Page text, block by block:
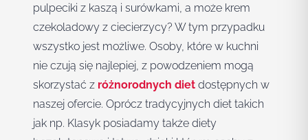
pulpeciki z kaszą i surówkami, a może krem
czekoladowy z ciecierzycy? W tym przypadku
wszystko jest możliwe. Osoby, które w kuchni
nie czują się najlepiej, z powodzeniem mogą
skorzystać z różnorodnych diet dostępnych w
naszej ofercie. Oprócz tradycyjnych diet takich
jak np. Klasyk posiadamy także diety